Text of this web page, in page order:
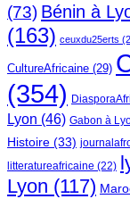
(73) Bénin à
(163) ceuxdu25erts
CultureAfricaine (29)
(354)
Lyon (46) Gabon à
Histoire (33)
litteratureafricaine (22)
Lyon (117)